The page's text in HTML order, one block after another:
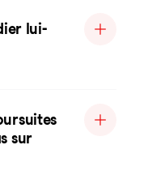
lui-
sur